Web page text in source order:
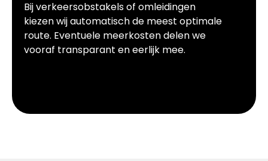
Bij verkeersobstakels of omleidingen
kiezen wij automatisch de meest optimale
route. Eventuele meerkosten delen we
vooraf transparant en eerlijk mee.